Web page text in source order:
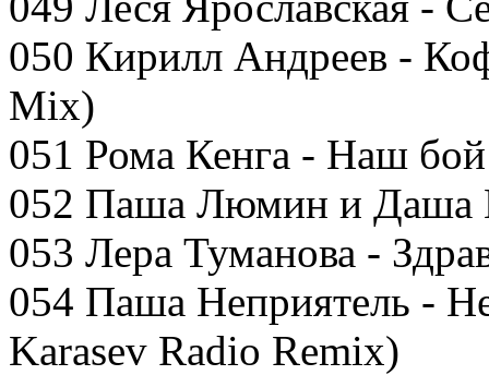
050 Кирилл Андреев -
Mix)
051 Рома Кенга - Наш
052 Паша Люмин и Даша
053 Лера Туманова -
054 Паша Неприятель -
Karasev Radio Remix)